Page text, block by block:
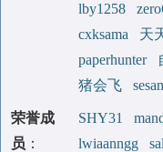
lby1258
cxksama
天
paperhunter
猪会飞
荣誉成
员 ：
SHY31
lwiaanngg